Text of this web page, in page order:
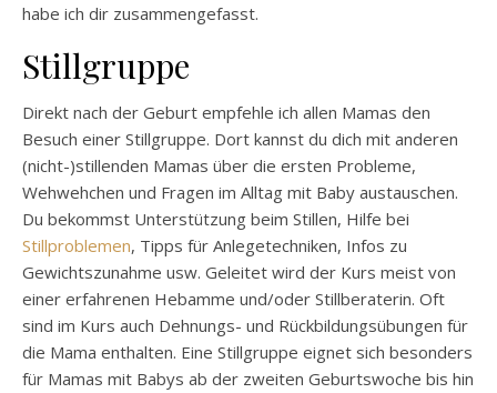
habe ich dir zusammengefasst.
Stillgruppe
Direkt nach der Geburt empfehle ich allen Mamas den
Besuch einer Stillgruppe. Dort kannst du dich mit anderen
(nicht-)stillenden Mamas über die ersten Probleme,
Wehwehchen und Fragen im Alltag mit Baby austauschen.
Du bekommst Unterstützung beim Stillen, Hilfe bei
Stillproblemen, Tipps für Anlegetechniken, Infos zu
Gewichtszunahme usw. Geleitet wird der Kurs meist von
einer erfahrenen Hebamme und/oder Stillberaterin. Oft
sind im Kurs auch Dehnungs- und Rückbildungsübungen für
die Mama enthalten. Eine Stillgruppe eignet sich besonders
für Mamas mit Babys ab der zweiten Geburtswoche bis hin